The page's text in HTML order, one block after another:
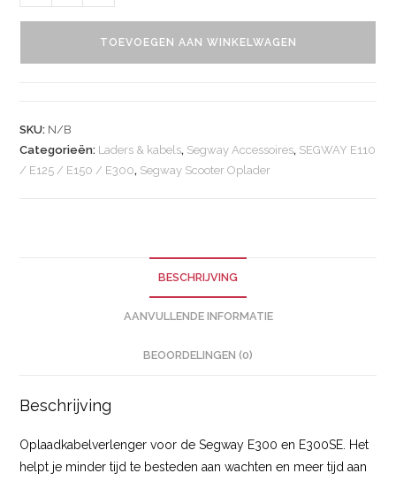
TOEVOEGEN AAN WINKELWAGEN
SKU: N/B
Categorieën: Laders & kabels, Segway Accessoires, SEGWAY E110
/ E125 / E150 / E300, Segway Scooter Oplader
BESCHRIJVING
AANVULLENDE INFORMATIE
BEOORDELINGEN (0)
Beschrijving
Oplaadkabelverlenger voor de Segway E300 en E300SE. Het
helpt je minder tijd te besteden aan wachten en meer tijd aan